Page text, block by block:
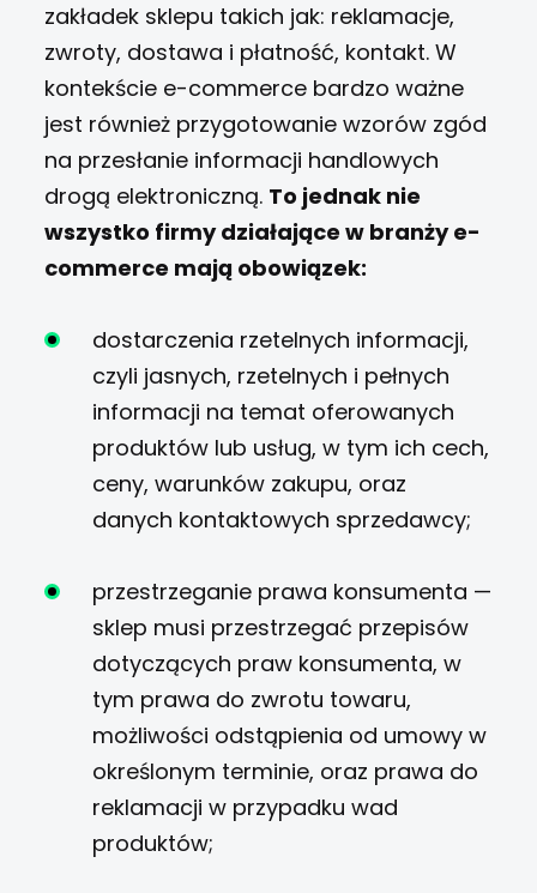
zakładek sklepu takich jak: reklamacje,
zwroty, dostawa i płatność, kontakt. W
kontekście e-commerce bardzo ważne
jest również przygotowanie wzorów zgód
na przesłanie informacji handlowych
drogą elektroniczną. To jednak nie
wszystko firmy działające w branży e-
commerce mają obowiązek:
dostarczenia rzetelnych informacji,
czyli jasnych, rzetelnych i pełnych
informacji na temat oferowanych
produktów lub usług, w tym ich cech,
ceny, warunków zakupu, oraz
danych kontaktowych sprzedawcy;
przestrzeganie prawa konsumenta —
sklep musi przestrzegać przepisów
dotyczących praw konsumenta, w
tym prawa do zwrotu towaru,
możliwości odstąpienia od umowy w
określonym terminie, oraz prawa do
reklamacji w przypadku wad
produktów;